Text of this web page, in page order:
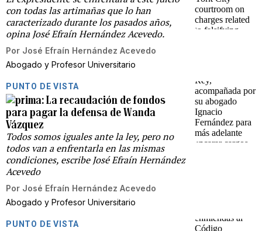
con todas las artimañas que lo han
caracterizado durante los pasados años,
opina José Efraín Hernández Acevedo.
Por José Efraín Hernández Acevedo
Abogado y Profesor Universitario
PUNTO DE VISTA
La recaudación de fondos
para pagar la defensa de Wanda
Vázquez
Todos somos iguales ante la ley, pero no
todos van a enfrentarla en las mismas
condiciones, escribe José Efraín Hernández
Acevedo
Por José Efraín Hernández Acevedo
Abogado y Profesor Universitario
PUNTO DE VISTA